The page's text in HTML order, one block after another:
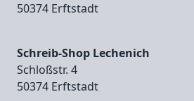
50374 Erftstadt
Schreib-Shop Lechenich
Schloßstr. 4
50374 Erftstadt